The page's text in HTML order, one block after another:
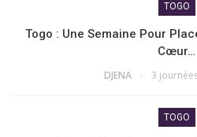
TOGO
Togo : Une Semaine Pour
Cœur…
DJENA 3
TOGO